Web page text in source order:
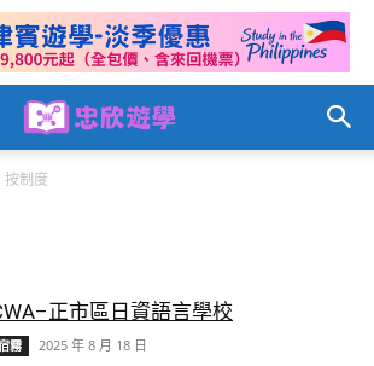
按制度
正市區日資語言學校
霧 2025 年 8 月 18 日